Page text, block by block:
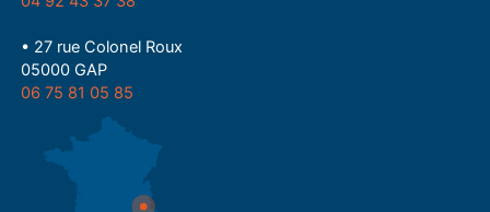
• 27 rue Colonel Roux
05000 GAP
06 75 81 05 85